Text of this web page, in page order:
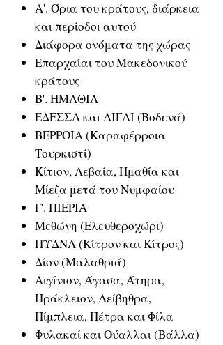
Α'. Όρια του κράτους, διάρκεια
και περίοδοι αυτού
Διάφορα ονόματα της χώρας
Επαρχαίαι του Μακεδονικού
κράτους
Β'. ΗΜΑΘΙΑ
ΕΔΕΣΣΑ και ΑΙΓΑΙ (Βοδενά)
ΒΕΡΡΟΙΑ (Καραφέρροια
Τουρκιστί)
Κίτιον, Λεβαία, Ημαθία και
Μίεζα μετά του Νυμφαίου
Γ'. ΠΙΕΡΙΑ
Μεθώνη (Ελευθεροχώρι)
ΠΥΔΝΑ (Κίτρον και Κίτρος)
Δίον (Μαλαθριά)
Αιγίνιον, Άγασα, Άτηρα,
Ηράκλειον, Λείβηθρα,
Πίμπλεια, Πέτρα και Φίλα
Φυλακαί και Ούαλλαι (Βάλλα)